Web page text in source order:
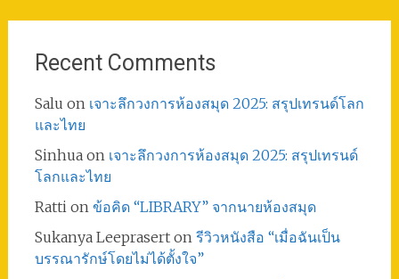
Recent Comments
Salu on เจาะลึกวงการห้องสมุด 2025: สรุปเทรนด์โลก
และไทย
Sinhuaon เจาะลึกวงการห้องสมุด 2025: สรุปเทรนด์
โลกและไทย
Rattion ข้อคิด “LIBRARY” จากนายห้องสมุด
Sukanya Leepraserton รีวิวหนังสือ “เมื่อฉันเป็น
บรรณารักษ์โดยไม่ได้ตั้งใจ”